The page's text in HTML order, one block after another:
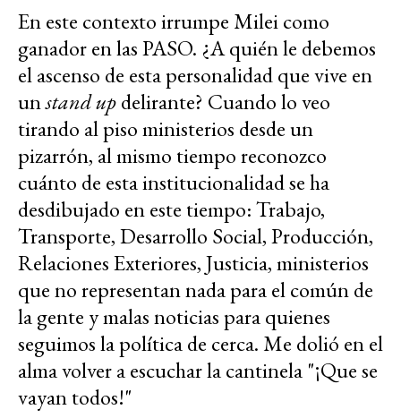
En este contexto irrumpe Milei como
ganador en las PASO. ¿A quién le debemos
el ascenso de esta personalidad que vive en
unstand updelirante? Cuando lo veo
tirando al piso ministerios desde un
pizarrón, al mismo tiempo reconozco
cuánto de esta institucionalidad se ha
desdibujado en este tiempo: Trabajo,
Transporte, Desarrollo Social, Producción,
Relaciones Exteriores, Justicia, ministerios
que no representan nada para el común de
la gente y malas noticias para quienes
seguimos la política de cerca. Me dolió en el
alma volver a escuchar la cantinela "¡Que se
vayan todos!"